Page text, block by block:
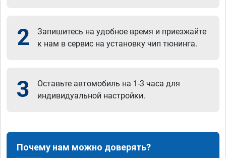
2
Запишитесь на удобное время и приезжайте
к нам в сервис на установку чип тюнинга.
3
Оставьте автомобиль на 1-3 часа для
индивидуальной настройки.
Почему нам можно доверять?